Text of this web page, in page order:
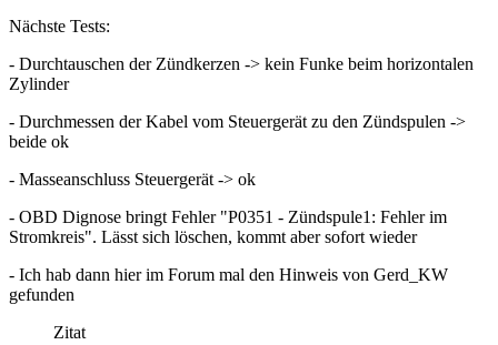
Nächste Tests:
- Durchtauschen der Zündkerzen -> kein Funke beim horizontalen
Zylinder
- Durchmessen der Kabel vom Steuergerät zu den Zündspulen ->
beide ok
- Masseanschluss Steuergerät -> ok
- OBD Dignose bringt Fehler "P0351 - Zündspule1: Fehler im
Stromkreis". Lässt sich löschen, kommt aber sofort wieder
- Ich hab dann hier im Forum mal den Hinweis von Gerd_KW
gefunden
Zitat